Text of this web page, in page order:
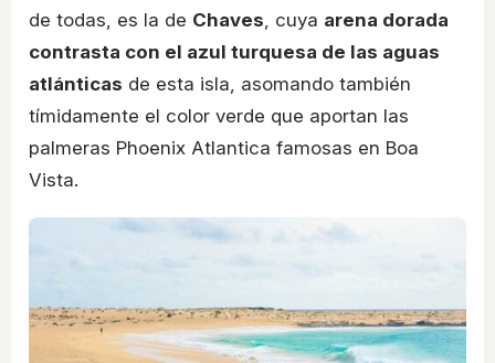
de todas, es la de Chaves , cuya arena dorada
contrasta con el azul turquesa de las aguas
atlánticas de esta isla, asomando también
tímidamente el color verde que aportan las
palmeras Phoenix Atlantica famosas en Boa
Vista.